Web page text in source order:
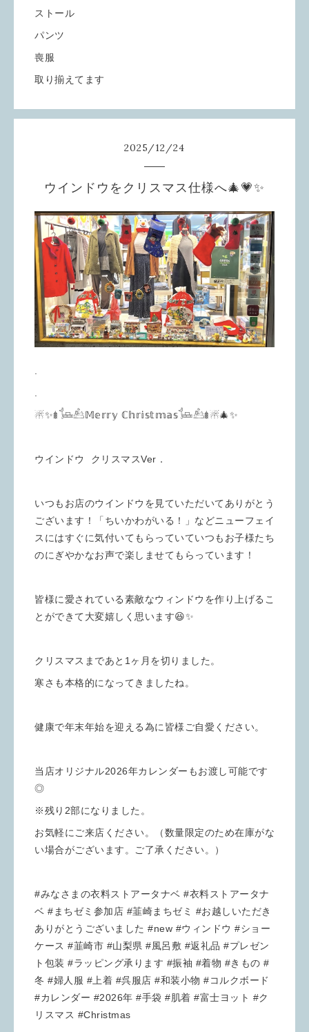
ストール
パンツ
喪服
取り揃えてます
2025/12/24
ウインドウをクリスマス仕様へ🎄💗✨
.
.
☃✨︎𖢔𓍄𓃕𝕄𝕖𝕣𝕣𝕪 ℂ𝕙𝕣𝕚𝕤𝕥𝕞𝕒𝕤𓍄𓃕︎𖢔☃︎🎄✨
ウインドウ クリスマスVer．
いつもお店のウインドウを見ていただいてありがとう
ございます！「ちいかわがいる！」などニューフェイ
スにはすぐに気付いてもらっていていつもお子様たち
のにぎやかなお声で楽しませてもらっています！
皆様に愛されている素敵なウィンドウを作り上げるこ
とができて大変嬉しく思います😆✨
クリスマスまであと1ヶ月を切りました。
寒さも本格的になってきましたね。
健康で年末年始を迎える為に皆様ご自愛ください。
当店オリジナル2026年カレンダーもお渡し可能です
◎
※残り2部になりました。
お気軽にご来店ください。（数量限定のため在庫がな
い場合がございます。ご了承ください。）
#みなさまの衣料ストアータナベ #衣料ストアータナ
ベ #まちゼミ参加店 #韮崎まちゼミ #お越しいただき
ありがとうございました #new #ウィンドウ #ショー
ケース #韮崎市 #山梨県 #風呂敷 #返礼品 #プレゼン
ト包装 #ラッピング承ります #振袖 #着物 #きもの #
冬 #婦人服 #上着 #呉服店 #和装小物 #コルクボード
#カレンダー #2026年 #手袋 #肌着 #富士ヨット #ク
リスマス #Christmas